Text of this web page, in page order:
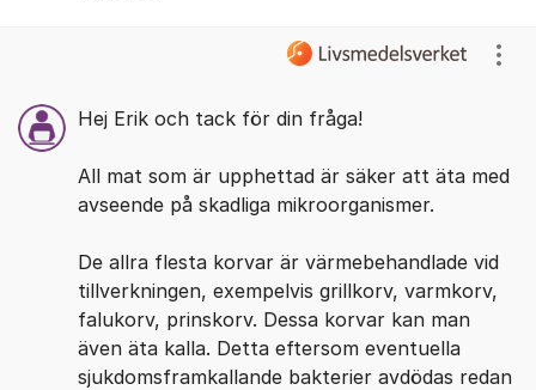
Hej Erik och tack för din fråga!
All mat som är upphettad är säker att äta med
avseende på skadliga mikroorganismer.
De allra flesta korvar är värmebehandlade vid
tillverkningen, exempelvis grillkorv, varmkorv,
falukorv, prinskorv. Dessa korvar kan man
även äta kalla. Detta eftersom eventuella
sjukdomsframkallande bakterier avdödas redan